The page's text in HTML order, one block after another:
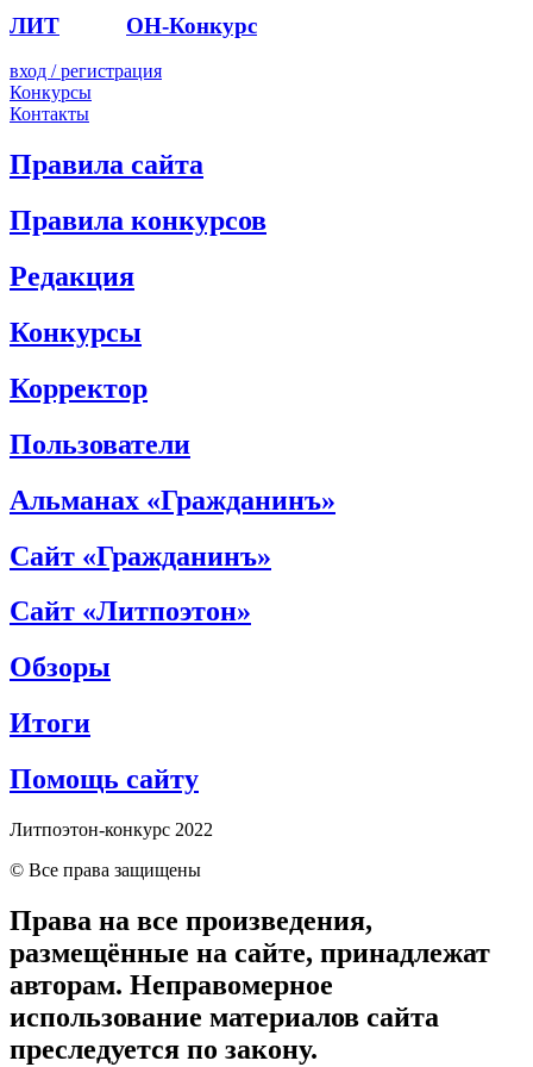
ЛИТ ОН-Конкурс
вход / регистрация
Конкурсы
Контакты
Правила сайта
Правила конкурсов
Редакция
Конкурсы
Корректор
Пользователи
Альманах «Гражданинъ»
Сайт «Гражданинъ»
Сайт «Литпоэтон»
Обзоры
Итоги
Помощь сайту
Литпоэтон-конкурс 2022
© Все права защищены
Права на все произведения,
размещённые на сайте, принадлежат
авторам. Неправомерное
использование материалов сайта
преследуется по закону.